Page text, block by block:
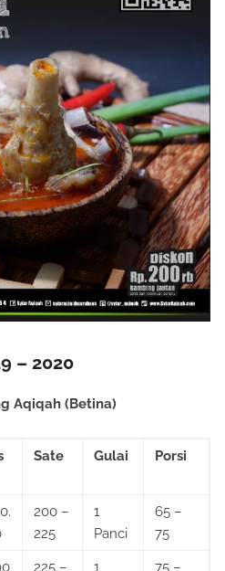
– 2020
Aqiqah (Betina)
Sate Gulai Porsi
200 –
225
1
Panci
65 –
75
225 –
1
75 –